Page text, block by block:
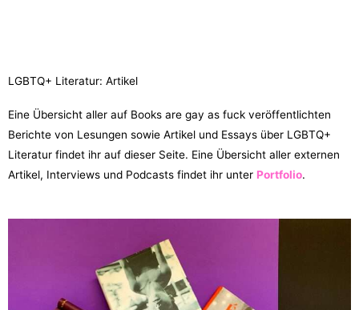
LGBTQ+ Literatur: Artikel
Eine Übersicht aller auf Books are gay as fuck veröffentlichten
Berichte von Lesungen sowie Artikel und Essays über LGBTQ+
Literatur findet ihr auf dieser Seite. Eine Übersicht aller externen
Artikel, Interviews und Podcasts findet ihr unter Portfolio.